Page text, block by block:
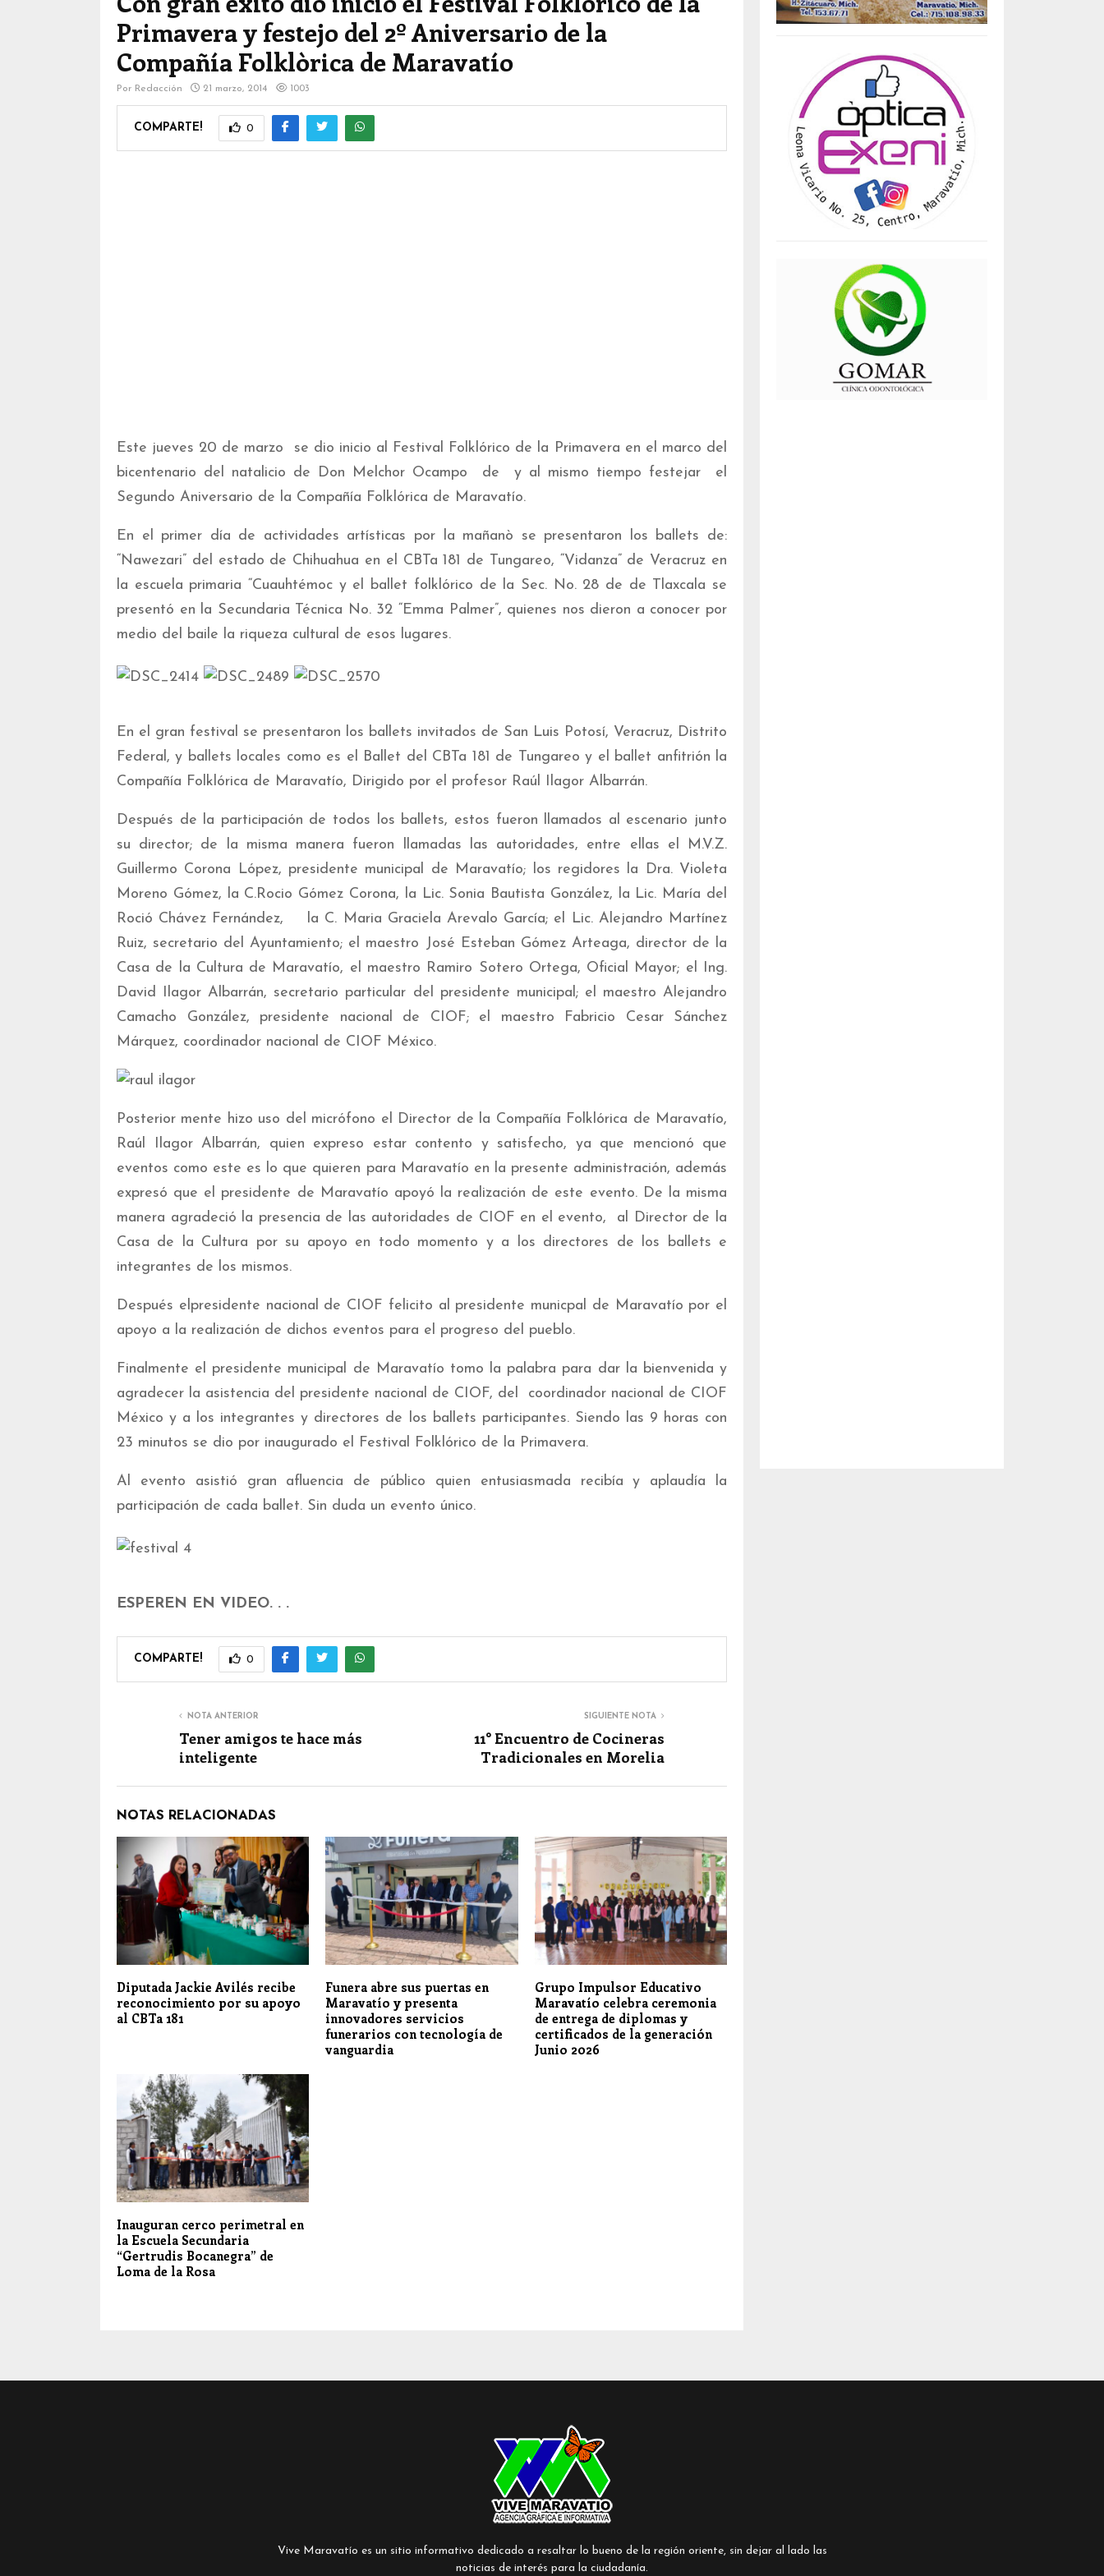
Primavera y festejo del 2º Aniversario de la
Compañía Folklòrica de Maravatío
Por Redacción 21 marzo, 2014 1003
COMPARTE! 0
Este jueves 20 de marzo se dio inicio al Festival Folklórico de la Primavera en el marco del
bicentenario del natalicio de Don Melchor Ocampo de y al mismo tiempo festejar el
Segundo Aniversario de la Compañía Folklórica de Maravatío.
En el primer día de actividades artísticas por la mañanò se presentaron los ballets de:
“Nawezari” del estado de Chihuahua en el CBTa 181 de Tungareo, “Vidanza” de Veracruz en
la escuela primaria “Cuauhtémoc y el ballet folklórico de la Sec. No. 28 de de Tlaxcala se
presentó en la Secundaria Técnica No. 32 “Emma Palmer”, quienes nos dieron a conocer por
medio del baile la riqueza cultural de esos lugares.
En el gran festival se presentaron los ballets invitados de San Luis Potosí, Veracruz, Distrito
Federal, y ballets locales como es el Ballet del CBTa 181 de Tungareo y el ballet anfitrión la
Compañía Folklórica de Maravatío, Dirigido por el profesor Raúl Ilagor Albarrán.
Después de la participación de todos los ballets, estos fueron llamados al escenario junto
su director; de la misma manera fueron llamadas las autoridades, entre ellas el M.V.Z.
Guillermo Corona López, presidente municipal de Maravatío; los regidores la Dra. Violeta
Moreno Gómez, la C.Rocio Gómez Corona, la Lic. Sonia Bautista González, la Lic. María del
Roció Chávez Fernández, la C. Maria Graciela Arevalo García; el Lic. Alejandro Martínez
Ruiz, secretario del Ayuntamiento; el maestro José Esteban Gómez Arteaga, director de la
Casa de la Cultura de Maravatío, el maestro Ramiro Sotero Ortega, Oficial Mayor; el Ing.
David Ilagor Albarrán, secretario particular del presidente municipal; el maestro Alejandro
Camacho González, presidente nacional de CIOF; el maestro Fabricio Cesar Sánchez
Márquez, coordinador nacional de CIOF México.
Posterior mente hizo uso del micrófono el Director de la Compañía Folklórica de Maravatío,
Raúl Ilagor Albarrán, quien expreso estar contento y satisfecho, ya que mencionó que
eventos como este es lo que quieren para Maravatío en la presente administración, además
expresó que el presidente de Maravatío apoyó la realización de este evento. De la misma
manera agradeció la presencia de las autoridades de CIOF en el evento, al Director de la
Casa de la Cultura por su apoyo en todo momento y a los directores de los ballets e
integrantes de los mismos.
Después elpresidente nacional de CIOF felicito al presidente municpal de Maravatío por el
apoyo a la realización de dichos eventos para el progreso del pueblo.
Finalmente el presidente municipal de Maravatío tomo la palabra para dar la bienvenida y
agradecer la asistencia del presidente nacional de CIOF, del coordinador nacional de CIOF
México y a los integrantes y directores de los ballets participantes. Siendo las 9 horas con
23 minutos se dio por inaugurado el Festival Folklórico de la Primavera.
Al evento asistió gran afluencia de público quien entusiasmada recibía y aplaudía la
participación de cada ballet. Sin duda un evento único.
ESPEREN EN VIDEO. . .
COMPARTE! 0
NOTA ANTERIOR
Tener amigos te hace más
inteligente
SIGUIENTE NOTA
11° Encuentro de Cocineras
Tradicionales en Morelia
NOTAS RELACIONADAS
Diputada Jackie Avilés recibe
reconocimiento por su apoyo
al CBTa 181
Funera abre sus puertas en
Maravatío y presenta
innovadores servicios
funerarios con tecnología de
vanguardia
Grupo Impulsor Educativo
Maravatío celebra ceremonia
de entrega de diplomas y
certificados de la generación
Junio 2026
Inauguran cerco perimetral en
la Escuela Secundaria
“Gertrudis Bocanegra” de
Loma de la Rosa
Vive Maravatío es un sitio informativo dedicado a resaltar lo bueno de la región oriente, sin dejar al lado las
noticias de interés para la ciudadanía.